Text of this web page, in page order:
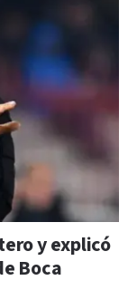
y explicó
Boca